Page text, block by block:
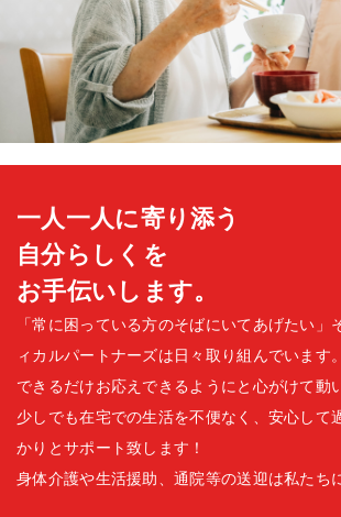
一人一人に寄り添う
自分らしくを
お手伝いします。
「常に困っている方のそばにいてあげたい」
ィカルパートナーズは日々取り組んでいます。
できるだけお応えできるようにと心がけて動
少しでも在宅での生活を不便なく、安心して
かりとサポート致します！
身体介護や生活援助、通院等の送迎は私たち